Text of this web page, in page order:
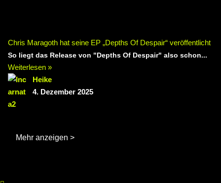
Chris Maragoth hat seine EP „Depths Of Despair“ veröffentlicht
So liegt das Release von "Depths Of Despair" also schon...
Weiterlesen »
Heike
4. Dezember 2025
Mehr anzeigen >